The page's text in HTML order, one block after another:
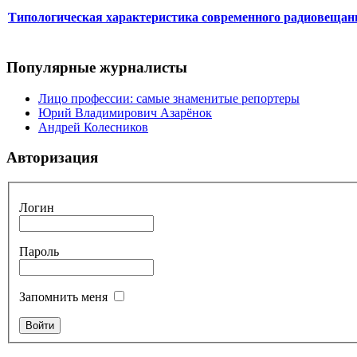
Типологическая характеристика современного
Популярные журналисты
Лицо профессии: самые знаменитые репортеры
Юрий Владимирович Азарёнок
Андрей Колесников
Авторизация
Логин
Пароль
Запомнить меня